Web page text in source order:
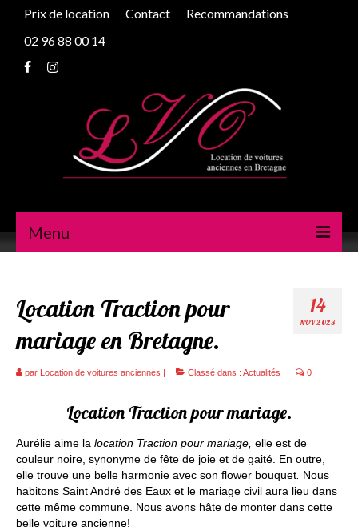
Prix de location Contact
Recommandations
02 96 88 00 14
Menu
Traction
2cv
Contact
Déco&Photos
Décoration de voiture
Photos de mariage
14
NOV 2023
Location Traction pour
mariage en Bretagne.
par Location de voitures anciennes | Classé dans : Actualités | 0
Location Traction pour mariage.
Aurélie aime la location Traction pour mariage, elle est de
couleur noire, synonyme de fête de joie et de gaité. En outre,
elle trouve une belle harmonie avec son flower bouquet Nous
habitons Saint André des Eaux et le mariage civil aura lieu dans
cette même commune. Nous avons hâte de monter dans cette
belle voiture ancienne!